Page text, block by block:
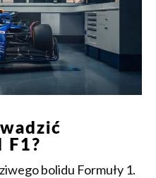
F1?
bolidu Formuły 1.